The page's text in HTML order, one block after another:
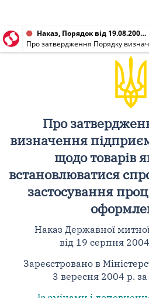
Наказ, Порядок від 19.08.2004 № 607